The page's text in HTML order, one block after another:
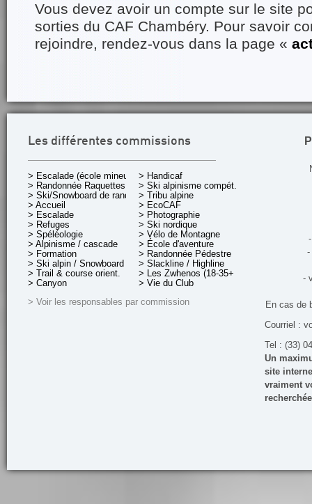
Vous devez avoir un compte sur le site
sorties du CAF Chambéry. Pour savoir
rejoindre, rendez-vous dans la page «
Les différentes commissions
> Escalade (école mineurs)
> Randonnée Raquettes
> Ski/Snowboard de rando.
> Accueil
> Escalade
> Refuges
> Spéléologie
> Alpinisme / cascade
> Formation
> Ski alpin / Snowboard
> Trail & course orient.
> Canyon
> Handicaf
> Ski alpinisme compét.
> Tribu alpine
> EcoCAF
> Photographie
> Ski nordique
> Vélo de Montagne
> École d'aventure
> Randonnée Pédestre
> Slackline / Highline
> Les Zwhenos (18-35+ ans)
> Vie du Club
> Voir les responsables par commission
-
-
En cas de
Courriel :
Tel : (33)
Un
site
vraiment